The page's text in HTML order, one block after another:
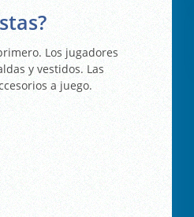
Los jugadores
y vestidos. Las
a juego.